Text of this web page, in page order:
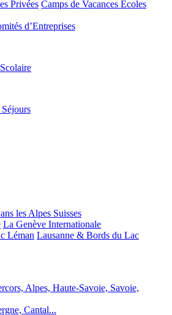
Privées Camps de Vacances Ecoles
d’Entreprises
les Alpes Suisses
La Genève Internationale
Léman Lausanne & Bords du Lac
Alpes, Haute-Savoie, Savoie,
Cantal...